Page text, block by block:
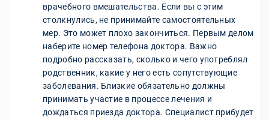
врачебного вмешательства. Если вы с этим
столкнулись, не принимайте самостоятельных
мер. Это может плохо закончиться. Первым делом
наберите номер телефона доктора. Важно
подробно рассказать, сколько и чего употреблял
родственник, какие у него есть сопутствующие
заболевания. Близкие обязательно должны
принимать участие в процессе лечения и
дождаться приезда доктора. Специалист прибудет